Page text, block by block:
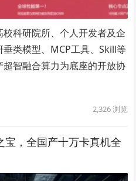
科研院所、个人开发者及企
类模型、MCP工具、Skill等
智融合算力为底座的开放协
2,326浏览
宝，全国产十万卡真机全